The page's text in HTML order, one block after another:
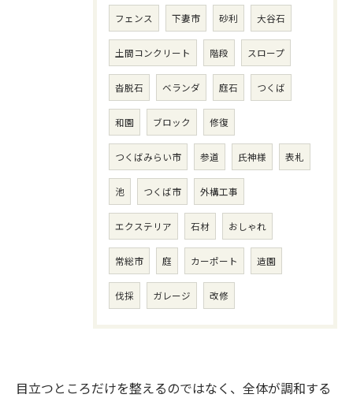
フェンス 下妻市 砂利 大谷石
土間コンクリート 階段 スロープ
沓脱石 ベランダ 庭石 つくば
和園 ブロック 修復
つくばみらい市 参道 氏神様 表札
池 つくば市 外構工事
エクステリア 石材 おしゃれ
常総市 庭 カーポート 造園
伐採 ガレージ 改修
目立つところだけを整えるのではなく、全体が調和する